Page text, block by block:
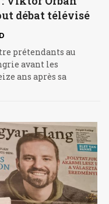
débat télévisé
prétendants au
avant les
ans après sa